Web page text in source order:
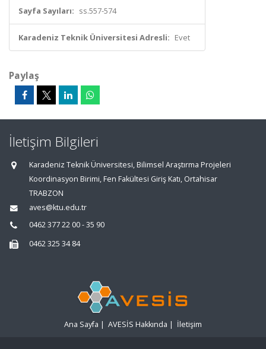
Sayfa Sayıları: ss.557-574
Karadeniz Teknik Üniversitesi Adresli: Evet
Paylaş
İletişim Bilgileri
Karadeniz Teknik Üniversitesi, Bilimsel Araştırma Projeleri
Koordinasyon Birimi, Fen Fakültesi Giriş Katı, Ortahisar
TRABZON
aves@ktu.edu.tr
0462 377 22 00 - 35 90
0462 325 34 84
Ana Sayfa | AVESİS Hakkında | İletişim